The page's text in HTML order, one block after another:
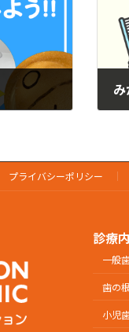
プライバシーポリシー
診療
一般
歯の
小児